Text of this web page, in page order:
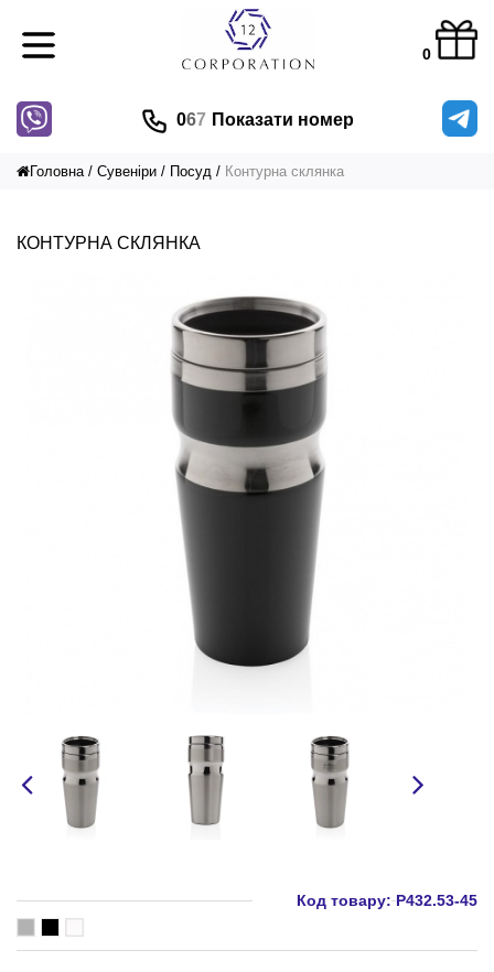
0
067 Показати номер
Головна Сувеніри Посуд Контурна склянка
КОНТУРНА СКЛЯНКА
Код товару: P432.53-45